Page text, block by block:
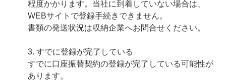
程度かかります。当社に到着していない場合は、
WEBサイトで登録手続きできません。
書類の発送状況は収納企業へお問合せください。
3. すでに登録が完了している
すでに口座振替契約の登録が完了している可能性が
あります。